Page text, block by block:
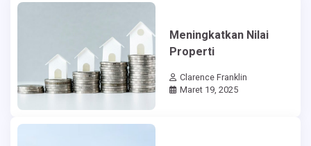
Meningkatkan Nilai
Properti
Clarence Franklin
Maret 19, 2025